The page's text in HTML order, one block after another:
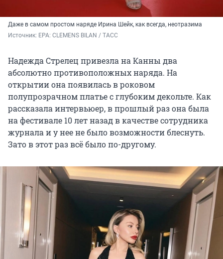
Даже в самом простом наряде Ирина Шейк, как всегда, неотразима
Источник: EPA: CLEMENS BILAN / ТАСС
Надежда Стрелец привезла на Канны два
абсолютно противоположных наряда. На
открытии она появилась в роковом
полупрозрачном платье с глубоким декольте. Как
рассказала интервьюер, в прошлый раз она была
на фестивале 10 лет назад в качестве сотрудника
журнала и у нее не было возможности блеснуть.
Зато в этот раз всё было по-другому.